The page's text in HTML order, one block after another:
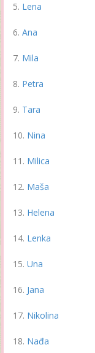
Lena
Ana
Mila
Petra
Tara
Nina
Milica
Maša
Helena
Lenka
Una
Jana
Nikolina
Nađa